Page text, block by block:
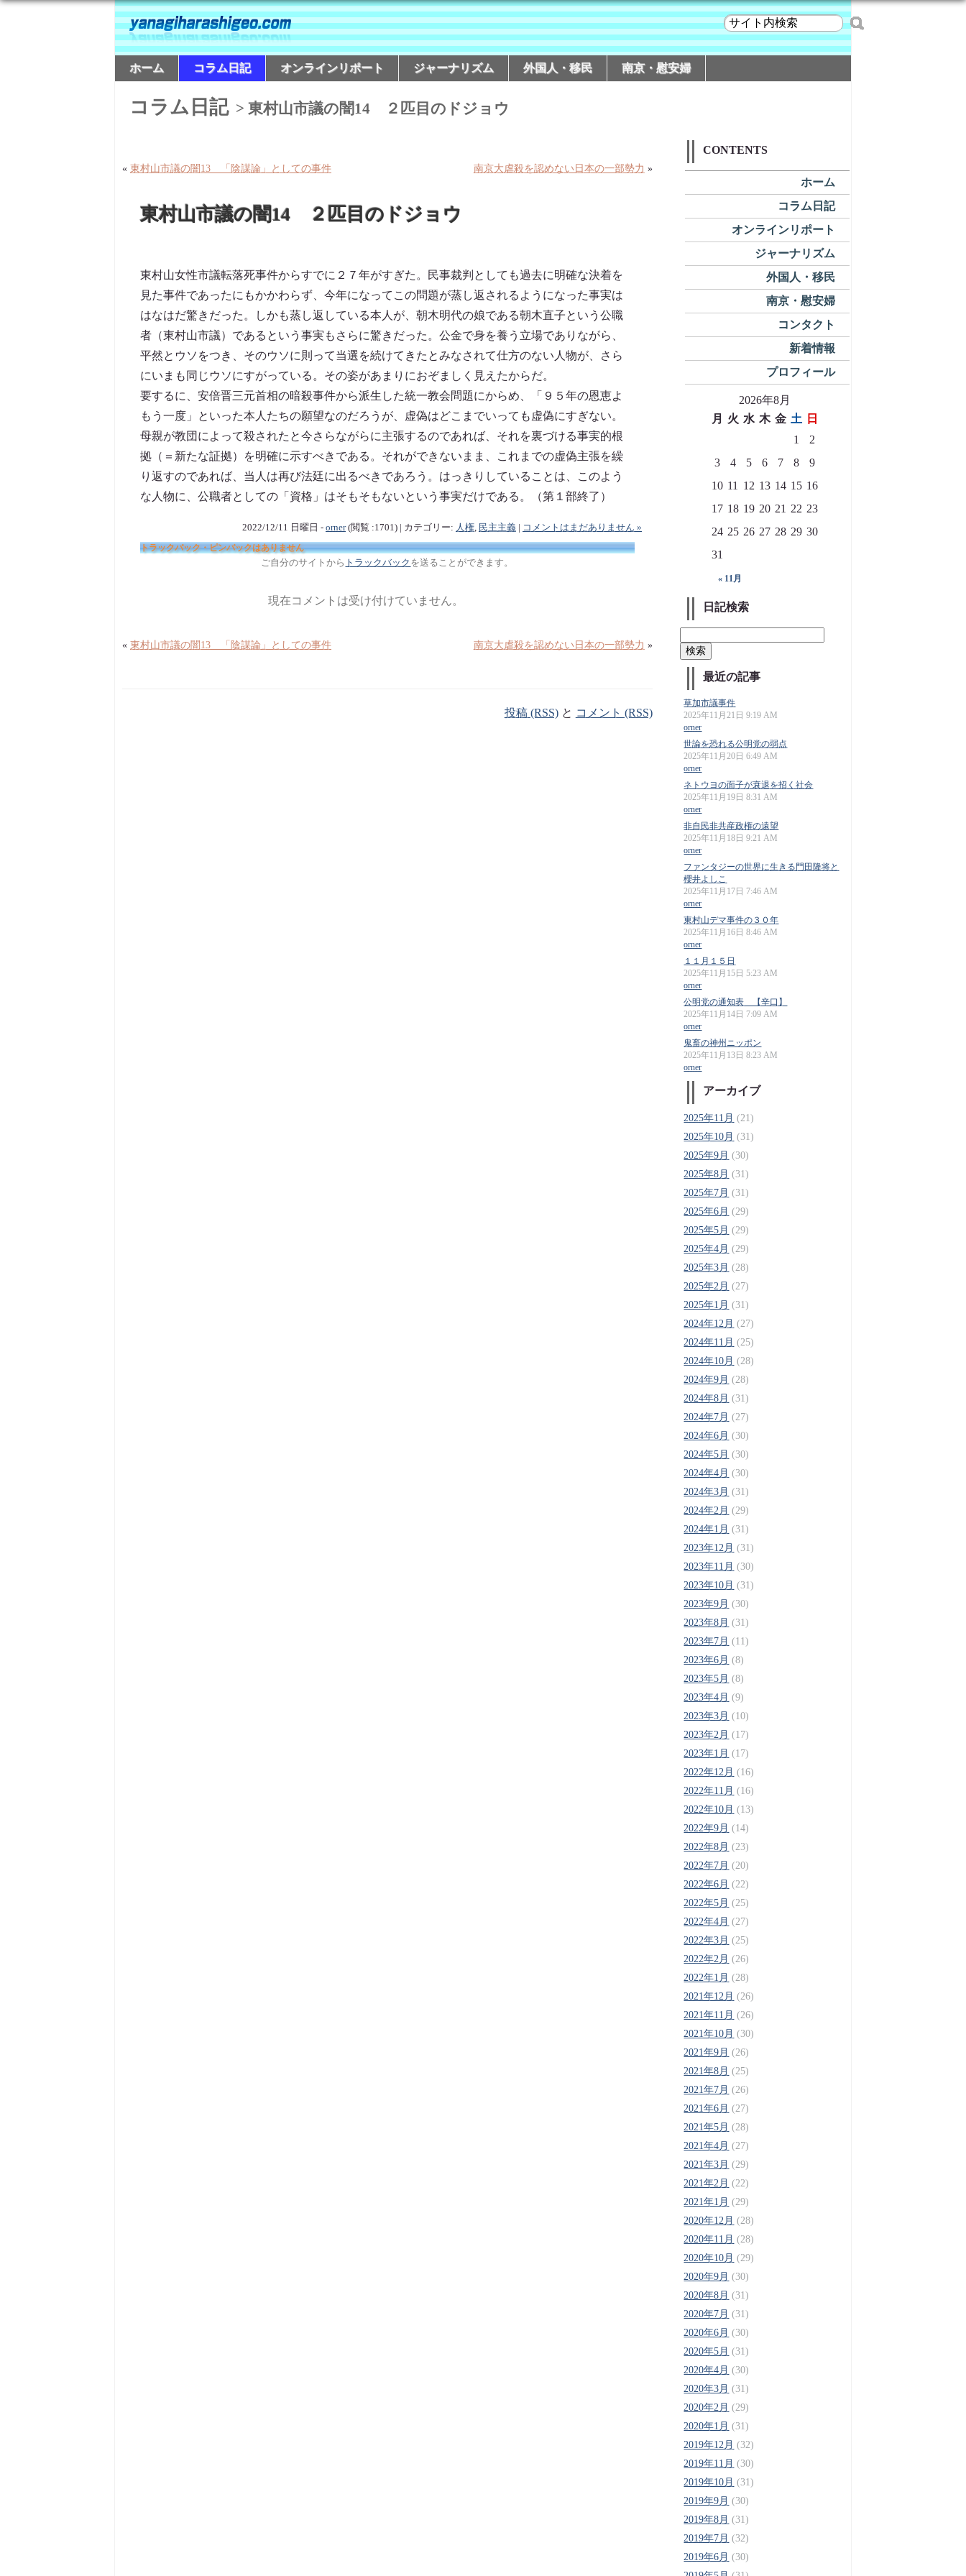
ホーム コラム日記 オンラインリポート ジャーナリズム 外国人・移民 南京・慰安婦
コラム日記> 東村山市議の闇14 ２匹目のドジョウ
« 東村山市議の闇13 「陰謀論」としての事件 南京大虐殺を認めない日本の一部勢力 »
東村山市議の闇14 ２匹目のドジョウ
東村山女性市議転落死事件からすでに２７年がすぎた。民事裁判としても過去に明確な決着を
見た事件であったにもかかわらず、今年になってこの問題が蒸し返されるようになった事実は
はなはだ驚きだった。しかも蒸し返している本人が、朝木明代の娘である朝木直子という公職
者（東村山市議）であるという事実もさらに驚きだった。公金で身を養う立場でありながら、
平然とウソをつき、そのウソに則って当選を続けてきたとみなされて仕方のない人物が、さら
にいまも同じウソにすがっている。その姿があまりにおぞましく見えたからだ。
要するに、安倍晋三元首相の暗殺事件から派生した統一教会問題にからめ、「９５年の恩恵よ
もう一度」といった本人たちの願望なのだろうが、虚偽はどこまでいっても虚偽にすぎない。
母親が教団によって殺されたと今さらながらに主張するのであれば、それを裏づける事実的根
拠（＝新たな証拠）を明確に示すべきである。それができないまま、これまでの虚偽主張を繰
り返すのであれば、当人は再び法廷に出るべきであろう。はっきりしていることは、このよう
な人物に、公職者としての「資格」はそもそもないという事実だけである。（第１部終了）
2022/12/11 日曜日 - orner(閲覧 :1701) | カテゴリー: 人権, 民主主義|
コメントはまだありません »
トラックバック・ピンバックはありません
ご自分のサイトから トラックバック を送ることができます。
現在コメントは受け付けていません。
« 東村山市議の闇13 「陰謀論」としての事件 南京大虐殺を認めない日本の一部勢力 »
投稿 (RSS)と コメント (RSS)
CONTENTS
ホーム
コラム日記
オンラインリポート
ジャーナリズム
外国人・移民
南京・慰安婦
コンタクト
新着情報
プロフィール
2026年8月
月 火 水 木 金 土 日
« 11月
1
2
3
4 5 6 7 8
9
10 11 12 13 14 15 16
17 18 19 20 21 22 23
24 25 26 27 28 29 30
31
日記検索
最近の記事
草加市議事件
2025年11月21日 9:19 AM
orner
世論を恐れる公明党の弱点
2025年11月20日 6:49 AM
orner
ネトウヨの面子が衰退を招く社会
2025年11月19日 8:31 AM
orner
非自民非共産政権の遠望
2025年11月18日 9:21 AM
orner
ファンタジーの世界に生きる門田隆将と
櫻井よしこ
2025年11月17日 7:46 AM
orner
東村山デマ事件の３０年
2025年11月16日 8:46 AM
orner
１１月１５日
2025年11月15日 5:23 AM
orner
公明党の通知表 【辛口】
2025年11月14日 7:09 AM
orner
鬼畜の神州ニッポン
2025年11月13日 8:23 AM
orner
アーカイブ
2025年11月 (21)
2025年10月 (31)
2025年9月 (30)
2025年8月 (31)
2025年7月 (31)
2025年6月 (29)
2025年5月 (29)
2025年4月 (29)
2025年3月 (28)
2025年2月 (27)
2025年1月 (31)
2024年12月 (27)
2024年11月 (25)
2024年10月 (28)
2024年9月 (28)
2024年8月 (31)
2024年7月 (27)
2024年6月 (30)
2024年5月 (30)
2024年4月 (30)
2024年3月 (31)
2024年2月 (29)
2024年1月 (31)
2023年12月 (31)
2023年11月 (30)
2023年10月 (31)
2023年9月 (30)
2023年8月 (31)
2023年7月 (11)
2023年6月 (8)
2023年5月 (8)
2023年4月 (9)
2023年3月 (10)
2023年2月 (17)
2023年1月 (17)
2022年12月 (16)
2022年11月 (16)
2022年10月 (13)
2022年9月 (14)
2022年8月 (23)
2022年7月 (20)
2022年6月 (22)
2022年5月 (25)
2022年4月 (27)
2022年3月 (25)
2022年2月 (26)
2022年1月 (28)
2021年12月 (26)
2021年11月 (26)
2021年10月 (30)
2021年9月 (26)
2021年8月 (25)
2021年7月 (26)
2021年6月 (27)
2021年5月 (28)
2021年4月 (27)
2021年3月 (29)
2021年2月 (22)
2021年1月 (29)
2020年12月 (28)
2020年11月 (28)
2020年10月 (29)
2020年9月 (30)
2020年8月 (31)
2020年7月 (31)
2020年6月 (30)
2020年5月 (31)
2020年4月 (30)
2020年3月 (31)
2020年2月 (29)
2020年1月 (31)
2019年12月 (32)
2019年11月 (30)
2019年10月 (31)
2019年9月 (30)
2019年8月 (31)
2019年7月 (32)
2019年6月 (30)